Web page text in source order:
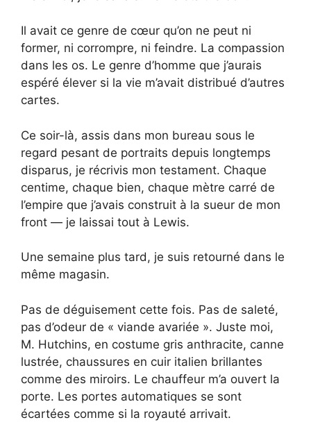
Il avait ce genre de cœur qu’on ne peut ni
former, ni corrompre, ni feindre. La compassion
dans les os. Le genre d’homme que j’aurais
espéré élever si la vie m’avait distribué d’autres
cartes.
Ce soir-là, assis dans mon bureau sous le
regard pesant de portraits depuis longtemps
disparus, je récrivis mon testament. Chaque
centime, chaque bien, chaque mètre carré de
l’empire que j’avais construit à la sueur de mon
front — je laissai tout à Lewis.
Une semaine plus tard, je suis retourné dans le
même magasin.
Pas de déguisement cette fois. Pas de saleté,
pas d’odeur de « viande avariée ». Juste moi,
M. Hutchins, en costume gris anthracite, canne
lustrée, chaussures en cuir italien brillantes
comme des miroirs. Le chauffeur m’a ouvert la
porte. Les portes automatiques se sont
écartées comme si la royauté arrivait.